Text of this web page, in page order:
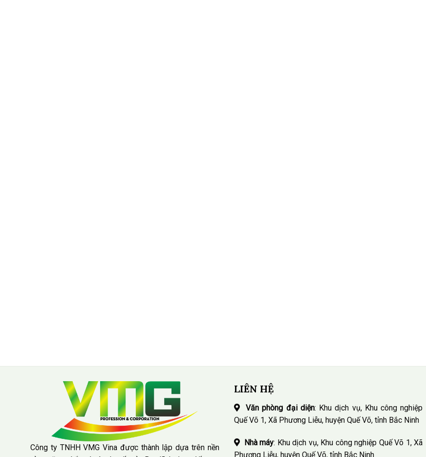
Công ty TNHH VMG Vina được thành lập dựa trên nền
LIÊN HỆ
Văn phòng đại diện: Khu dịch vụ, Khu công nghiệp
Quế Võ 1, Xã Phương Liễu, huyện Quế Võ, tỉnh Bắc Ninh
Nhà máy: Khu dịch vụ, Khu công nghiệp Quế Võ 1, Xã
Phương Liễu, huyện Quế Võ, tỉnh Bắc Ninh